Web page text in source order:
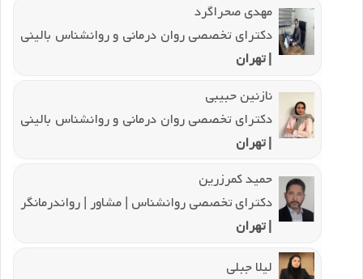
مهدی صحراگرد
دکترای تخصصی روان درمانی و روانشناس بالینی
| تهران
نازنین حبیبی
دکترای تخصصی روان درمانی و روانشناس بالینی
| تهران
حمید کمرزرین
دکترای تخصصی روانشناس | مشاور | رواندرمانگر
| تهران
لیلا جبلی